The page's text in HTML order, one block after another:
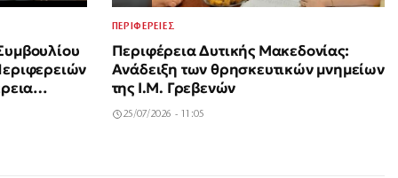
Θράκης
ΠΕΡΙΦΕΡΕΙΕΣ
Περιφέρεια Δυτικής Μακεδονίας:
Ανάδειξη των θρησκευτικών μνημείων
της Ι.Μ. Γρεβενών
25/07/2026 - 11:05